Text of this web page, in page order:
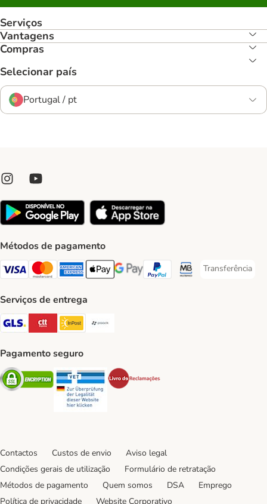
Serviços
Vantagens
Compras
Selecionar país
Portugal / pt
Métodos de pagamento
Visa Payment Method
Mastercard Payment Method
American Express Payment Method
Apple Pay Payment Method
Google Pay Payment Method
PayPal Payment Method
Multibanco Payment
Transferência
Transferência
Serviços de entrega
GLS Shipping Method
CTTExpress Shipping Method
InPost Shipping Method
Pagamento seguro
Security Security
Contactos Custos de envio
Aviso legal
Condições gerais de utilização
Formulário de retratação
Métodos de pagamento
Quem somos DSA
Emprego
Política de privacidade
Website Corporativo